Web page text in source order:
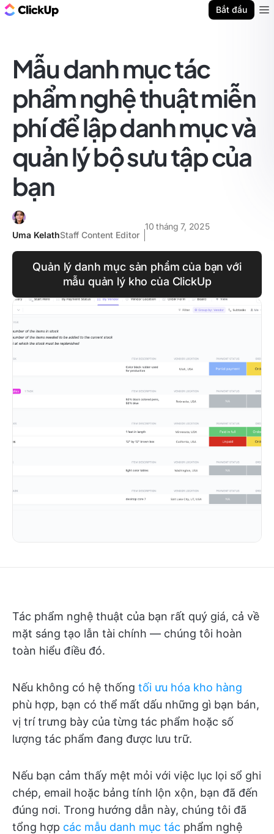
Bắt đầu
Mẫu danh mục tác
phẩm nghệ thuật miễn
phí để lập danh mục và
quản lý bộ sưu tập của
bạn
Uma KelathStaff Content Editor
10 tháng 7, 2025
Quản lý danh mục sản phẩm của bạn với
mẫu quản lý kho của ClickUp
Tác phẩm nghệ thuật của bạn rất quý giá, cả về
mặt sáng tạo lẫn tài chính — chúng tôi hoàn
toàn hiểu điều đó.
Nếu không có hệ thống tối ưu hóa kho hàng
phù hợp, bạn có thể mất dấu những gì bạn bán,
vị trí trưng bày của từng tác phẩm hoặc số
lượng tác phẩm đang được lưu trữ.
Nếu bạn cảm thấy mệt mỏi với việc lục lọi sổ ghi
chép, email hoặc bảng tính lộn xộn, bạn đã đến
đúng nơi. Trong hướng dẫn này, chúng tôi đã
tổng hợp các mẫu danh mục tác phẩm nghệ